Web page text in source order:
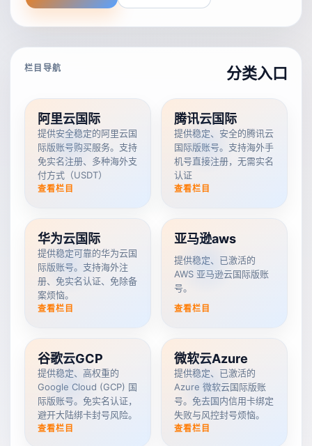
栏目导航 分类入口
阿里云国际
提供安全稳定的阿里云国
际版账号购买服务。支持
免实名注册、多种海外支
付方式（USDT）
查看栏目
腾讯云国际
提供稳定、安全的腾讯云
国际版账号。支持海外手
机号直接注册，无需实名
认证
查看栏目
华为云国际
提供稳定可靠的华为云国
际版账号。支持海外注
册、免实名认证、免除备
案烦恼。
查看栏目
亚马逊aws
提供稳定、已激活的
AWS 亚马逊云国际版账
号。
查看栏目
谷歌云GCP
提供稳定、高权重的
Google Cloud (GCP) 国
际版账号。免实名认证，
避开大陆绑卡封号风险。
查看栏目
微软云Azure
提供稳定、已激活的
Azure 微软云国际版账
号。免去国内信用卡绑定
失败与风控封号烦恼。
查看栏目